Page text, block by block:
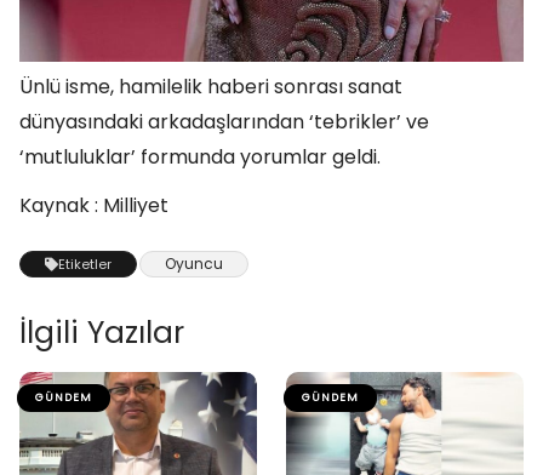
Ünlü isme, hamilelik haberi sonrası sanat
dünyasındaki arkadaşlarından ‘tebrikler’ ve
‘mutluluklar’ formunda yorumlar geldi.
Kaynak : Milliyet
Etiketler Oyuncu
İlgili Yazılar
GÜNDEM GÜNDEM